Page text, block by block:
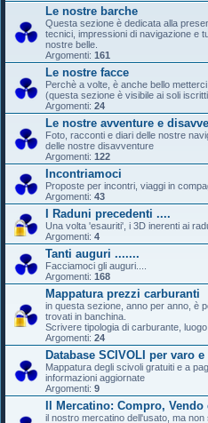
Le nostre barche
Questa sezione è dedicata alla
tecnici, impressioni di navigazione e
nostre belle.
Argomenti: 161
Le nostre facce
Perchè a volte, è anche bello metterci
(questa sezione è visibile ai soli
Argomenti: 24
Le nostre avventure e
Foto, racconti e diari delle nostre
delle nostre disavventure
Argomenti: 122
Incontriamoci
Proposte per incontri, viaggi in
Argomenti: 43
I Raduni precedenti ....
Una volta 'esauriti', i 3D inerenti ai
Argomenti: 4
Tanti auguri .......
Facciamoci gli auguri....
Argomenti: 168
Mappatura prezzi carburanti
in questa sezione, anno per anno, è
trovati in banchina.
Scrivere tipologia di carburante,
Argomenti: 24
Database SCIVOLI per varo
Mappatura degli scivoli gratuiti e a
informazioni aggiornate
Argomenti: 9
Il Mercatino: Compro,
il nostro mercatino dell'usato, ma non